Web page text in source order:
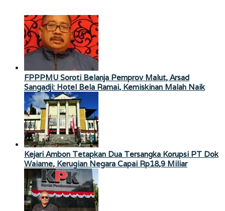
FPPPMU Soroti Belanja Pemprov Malut, Arsad
Sangadji: Hotel Bela Ramai, Kemiskinan Malah Naik
Kejari Ambon Tetapkan Dua Tersangka Korupsi PT Dok
Waiame, Kerugian Negara Capai Rp18,9 Miliar